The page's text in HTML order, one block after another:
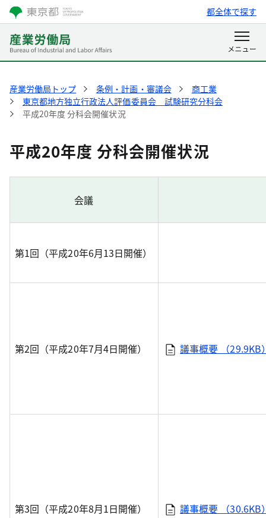
都全体で探す
産業労働局トップ 条例・計画・審議会
商工業
東京都地方独立行政法人評価委員会 試験研究分科会
平成20年度 分科会開催状況
平成20年度 分科会開催状況
会議
第1回（平成20年6月13日開催）
第2回（平成20年7月4日開催） 議事概要 （29.9KB
第3回（平成20年8月1日開催） 議事概要 （30.6KB